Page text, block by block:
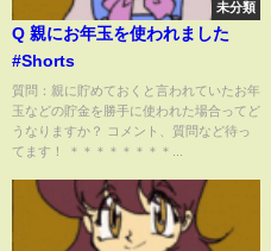
未分類
Q 親にお年玉を使われました
#Shorts
質問：親に貯めておくと言われていたお年
玉などの貯金を勝手に使われた場合ってど
うなりますか？ コメント、質問など待っ
てます！ ＊＊＊＊＊＊＊＊...